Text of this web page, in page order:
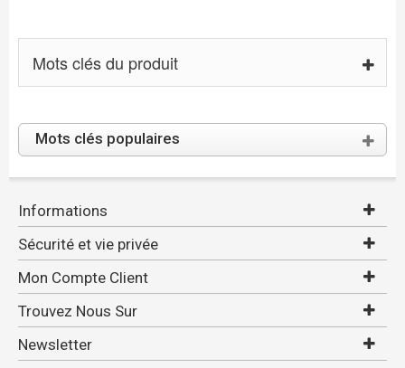
Mots clés du produit
Mots clés populaires
Informations
Sécurité et vie privée
Mon Compte Client
Trouvez Nous Sur
Newsletter